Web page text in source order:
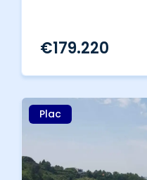
€179.220
Plac